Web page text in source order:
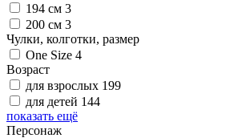
194 см 3
200 см 3
Чулки, колготки, размер
One Size 4
Возраст
для взрослых 199
для детей 144
показать ещё
Персонаж